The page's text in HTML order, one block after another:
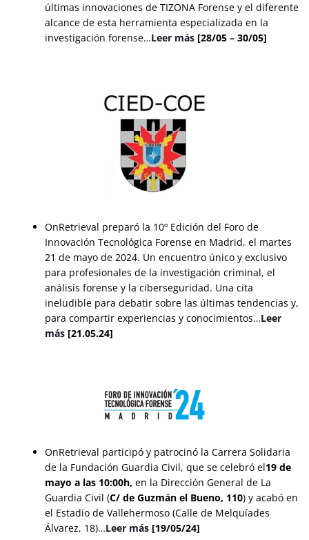
últimas innovaciones de TIZONA Forense y el diferente
alcance de esta herramienta especializada en la
investigación forense…Leer más [28/05 – 30/05]
OnRetrieval preparó la 10º Edición del Foro de
Innovación Tecnológica Forense en Madrid, el martes
21 de mayo de 2024. Un encuentro único y exclusivo
para profesionales de la investigación criminal, el
análisis forense y la ciberseguridad. Una cita
ineludible para debatir sobre las últimas tendencias y,
para compartir experiencias y conocimientos…Leer
más [21.05.24]
OnRetrieval participó y patrocinó la Carrera Solidaria
de la Fundación Guardia Civil, que se celebró el19 de
mayo a las 10:00h, en la Dirección General de La
Guardia Civil (C/ de Guzmán el Bueno, 110) y acabó en
el Estadio de Vallehermoso (Calle de Melquíades
Álvarez, 18)…Leer más [19/05/24]